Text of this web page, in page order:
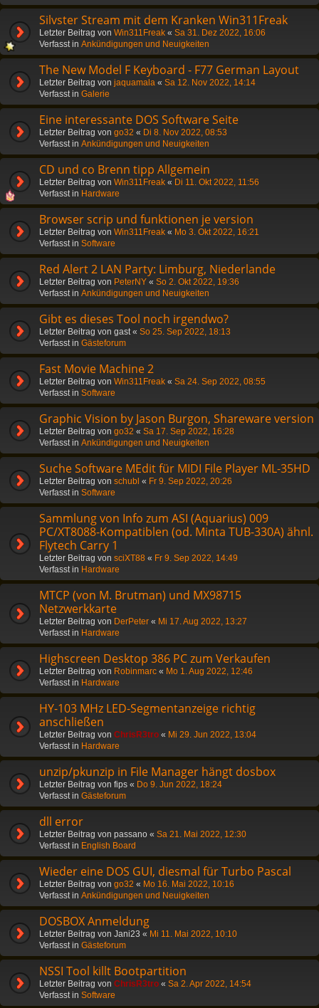
Silvster Stream mit dem Kranken Win311Freak
Letzter Beitrag von Win311Freak « Sa 31. Dez 2022, 16:06
Verfasst in Ankündigungen und Neuigkeiten
The New Model F Keyboard - F77 German Layout
Letzter Beitrag von jaquamala « Sa 12. Nov 2022, 14:14
Verfasst in Galerie
Eine interessante DOS Software Seite
Letzter Beitrag von go32 « Di 8. Nov 2022, 08:53
Verfasst in Ankündigungen und Neuigkeiten
CD und co Brenn tipp Allgemein
Letzter Beitrag von Win311Freak « Di 11. Okt 2022, 11:56
Verfasst in Hardware
Browser scrip und funktionen je version
Letzter Beitrag von Win311Freak « Mo 3. Okt 2022, 16:21
Verfasst in Software
Red Alert 2 LAN Party: Limburg, Niederlande
Letzter Beitrag von PeterNY « So 2. Okt 2022, 19:36
Verfasst in Ankündigungen und Neuigkeiten
Gibt es dieses Tool noch irgendwo?
Letzter Beitrag von gast« So 25. Sep 2022, 18:13
Verfasst in Gästeforum
Fast Movie Machine 2
Letzter Beitrag von Win311Freak « Sa 24. Sep 2022, 08:55
Verfasst in Software
Graphic Vision by Jason Burgon, Shareware version
Letzter Beitrag von go32 « Sa 17. Sep 2022, 16:28
Verfasst in Ankündigungen und Neuigkeiten
Suche Software MEdit für MIDI File Player ML-35HD
Letzter Beitrag von schubl « Fr 9. Sep 2022, 20:26
Verfasst in Software
Sammlung von Info zum ASI (Aquarius) 009
PC/XT8088-Kompatiblen (od. Minta TUB-330A) ähnl.
Flytech Carry 1
Letzter Beitrag von sciXT88 « Fr 9. Sep 2022, 14:49
Verfasst in Hardware
MTCP (von M. Brutman) und MX98715
Netzwerkkarte
Letzter Beitrag von DerPeter « Mi 17. Aug 2022, 13:27
Verfasst in Hardware
Highscreen Desktop 386 PC zum Verkaufen
Letzter Beitrag von Robinmarc « Mo 1. Aug 2022, 12:46
Verfasst in Hardware
HY-103 MHz LED-Segmentanzeige richtig
anschließen
Letzter Beitrag von ChrisR3tro « Mi 29. Jun 2022, 13:04
Verfasst in Hardware
unzip/pkunzip in File Manager hängt dosbox
Letzter Beitrag von fips « Do 9. Jun 2022, 18:24
Verfasst in Gästeforum
dll error
Letzter Beitrag von passano « Sa 21. Mai 2022, 12:30
Verfasst in English Board
Wieder eine DOS GUI, diesmal für Turbo Pascal
Letzter Beitrag von go32 « Mo 16. Mai 2022, 10:16
Verfasst in Ankündigungen und Neuigkeiten
DOSBOX Anmeldung
Letzter Beitrag von Jani23 « Mi 11. Mai 2022, 10:10
Verfasst in Gästeforum
NSSI Tool killt Bootpartition
Letzter Beitrag von ChrisR3tro « Sa 2. Apr 2022, 14:54
Verfasst in Software